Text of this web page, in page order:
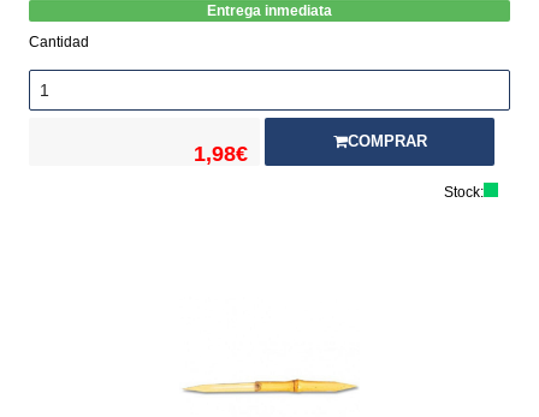
Entrega inmediata
Cantidad
1,98€
COMPRAR
Stock: